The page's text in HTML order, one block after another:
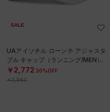
SALE
UAアイソチル ローンチ アジャスタ
ブル キャップ（ランニング/MEN）
￥2,772 30%OFF
￥3,960